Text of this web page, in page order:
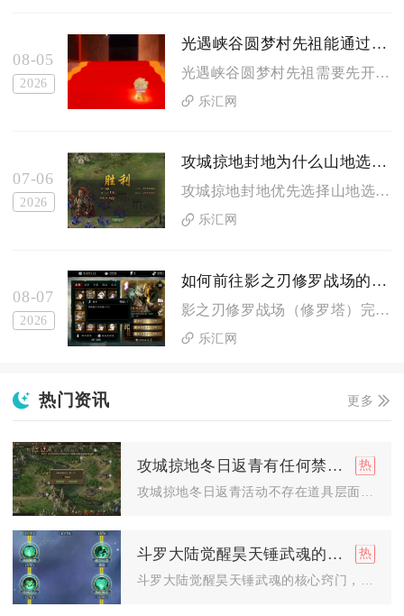
08-05
2026
光遇峡谷圆梦村先祖能通过什么方式解锁
光遇峡谷圆梦村先祖需要先开启霞谷隐藏通道进入地图，找到向导先...
乐汇网
07-06
2026
攻城掠地封地为什么山地选址重要
攻城掠地封地优先选择山地选址，核心是山地兼具专属战车资源产出...
乐汇网
08-07
2026
如何前往影之刃修罗战场的位置
影之刃修罗战场（修罗塔）完整入口位于主城世界地图冥界区域上方...
乐汇网
热门资讯 更多
攻城掠地冬日返青有任何禁止物品吗
斗罗大陆觉醒昊天锤武魂的窍门是什么